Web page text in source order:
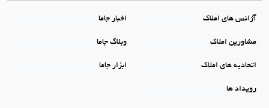
آژانس های املاک اخبار جاما
مشاورین املاک وبلاگ جاما
اتحادیه های املاک ابزار جاما
رویداد ها